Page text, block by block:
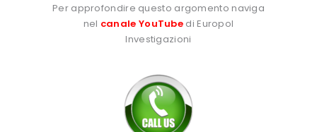
Per approfondire questo argomento naviga
nel canale YouTube di Europol
Investigazioni